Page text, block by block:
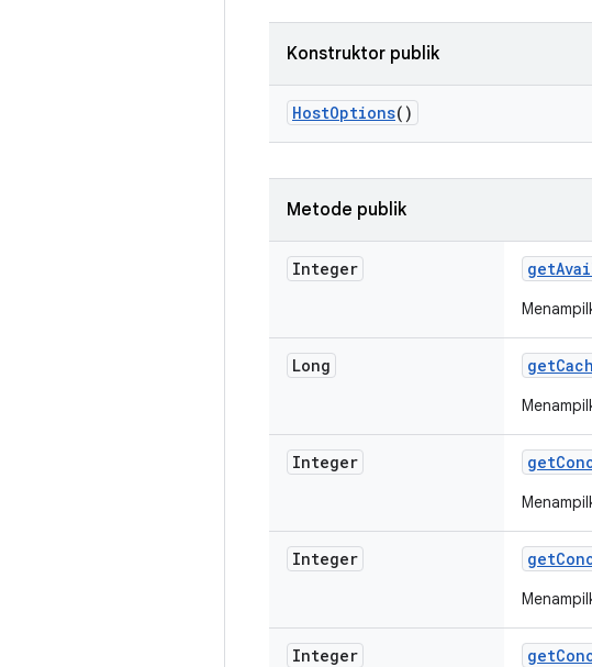
Konstruktor publik
HostOptions()
Metode publik
Integer get
Long get
Integer get
Integer get
Integer get